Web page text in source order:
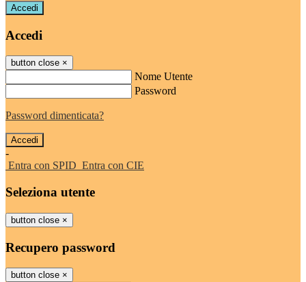
Accedi
Accedi
button close ×
Nome Utente
Password
Password dimenticata?
-
Entra con SPID Entra con CIE
Seleziona utente
button close ×
Recupero password
button close ×